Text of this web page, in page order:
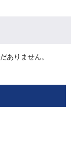
ありません。